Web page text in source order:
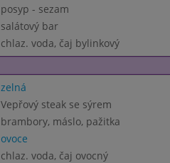
posyp - sezam
salátový bar
chlaz. voda, čaj bylinkový
zelná
Vepřový steak se sýrem
brambory, máslo, pažitka
ovoce
chlaz. voda, čaj ovocný